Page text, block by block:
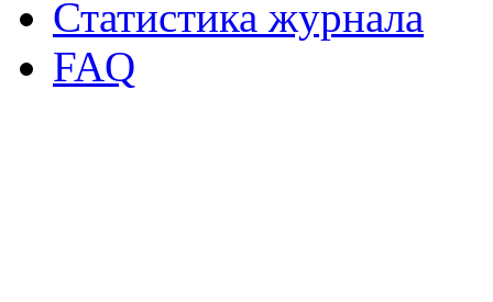
Статистика журнала
FAQ